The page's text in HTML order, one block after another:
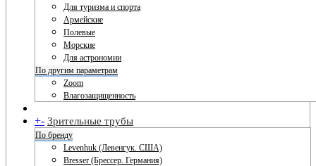
Для туризма и спорта
Армейские
Полевые
Морские
Для астрономии
По другим параметрам
Zoom
Влагозащищенность
+- Зрительные трубы
По бренду
Levenhuk (Левенгук. США)
Bresser (Брессер. Германия)